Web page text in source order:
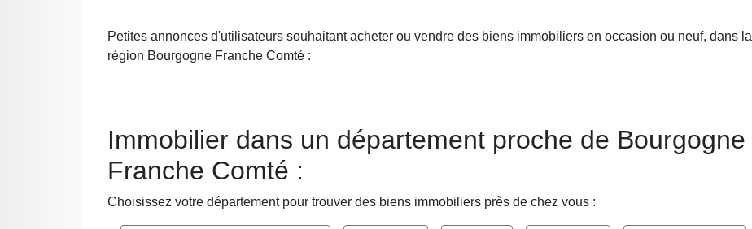
Petites annonces d'utilisateurs souhaitant acheter ou vendre des biens immobiliers en occasion ou neuf, dans la
région Bourgogne Franche Comté :
Immobilier dans un département proche de Bourgogne
Franche Comté :
Choisissez votre département pour trouver des biens immobiliers près de chez vous :